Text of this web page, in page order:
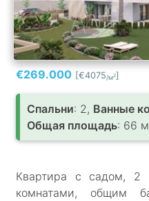
€269.000 [€4075/м2]
Спальни: 2, Ванные
Общая площадь: 66 м
Квартира с садом, 2
комнатами, общим